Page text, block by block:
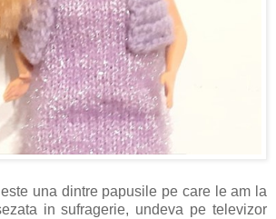
una dintre papusile pe care le am la
in sufragerie, undeva pe televizor